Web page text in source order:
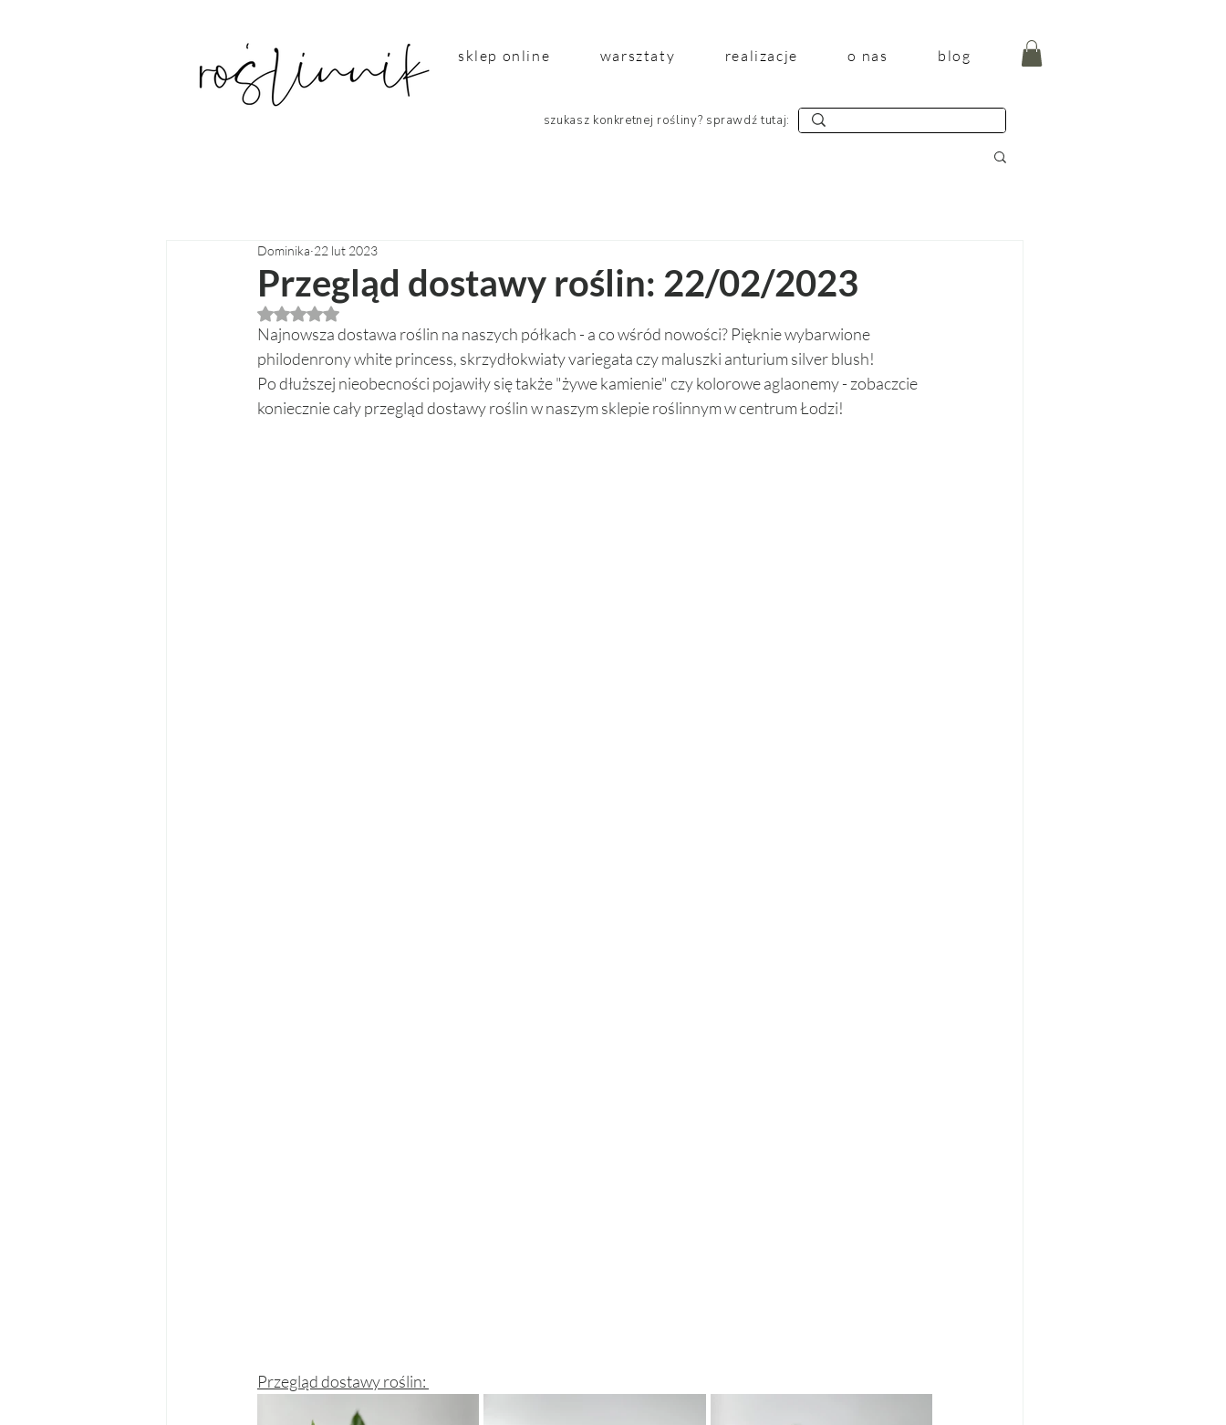
sklep online warsztaty realizacje o nas blog
szukasz konkretnej rośliny? sprawdź tutaj:
Przegląd dostawy roślin: 22/02/2023
Dominika 22 lut 2023
Oceniono na NaN z 5 gwiazdek.
Najnowsza dostawa roślin na naszych półkach - a co wśród nowości? Pięknie wybarwione
philodenrony white princess, skrzydłokwiaty variegata czy maluszki anturium silver blush!
Po dłuższej nieobecności pojawiły się także "żywe kamienie" czy kolorowe aglaonemy - zobaczcie
koniecznie cały przegląd dostawy roślin w naszym sklepie roślinnym w centrum Łodzi!
Przegląd dostawy roślin: